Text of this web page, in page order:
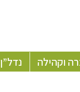
וקהילה נדל”ן